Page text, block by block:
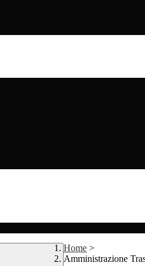
Home >
Amministrazione